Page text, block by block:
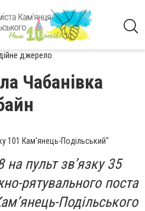
джерело
Чабанівка
101 Кам'янець-Подільський"
пульт зв’язку 35
рятувального поста
Подільського